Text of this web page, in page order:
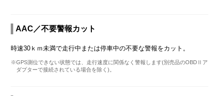
AAC／不要警報カット
時速30ｋｍ未満で走行中または停車中の不要な警報をカット。
※GPS測位できない状態では、走行速度に関係なく警報します(別売品のOBDⅡア
ダプターで接続されている場合を除く)。